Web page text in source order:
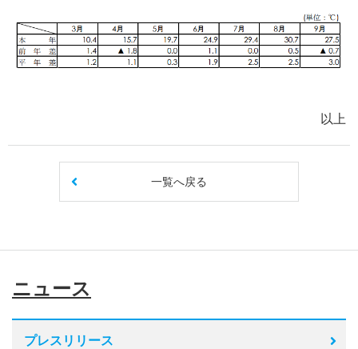
以上
一覧へ戻る
ニュース
プレスリリース